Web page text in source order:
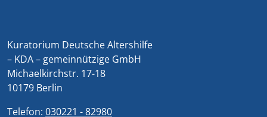
Kuratorium Deutsche Altershilfe
– KDA – gemeinnützige GmbH
Michaelkirchstr. 17-18
10179 Berlin
Telefon: 030221 - 82980